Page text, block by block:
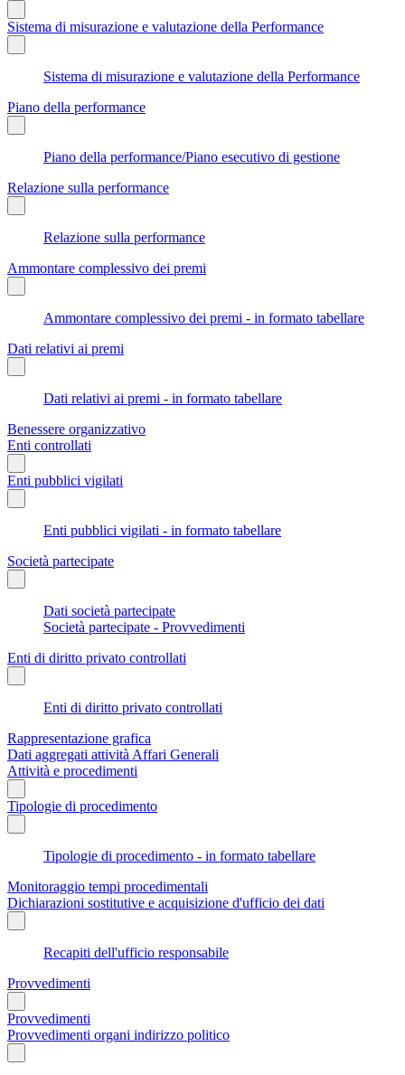
Sistema di misurazione e valutazione della Performance
Sistema di misurazione e valutazione della Performance
Piano della performance
Piano della performance/Piano esecutivo di gestione
Relazione sulla performance
Relazione sulla performance
Ammontare complessivo dei premi
Ammontare complessivo dei premi - in formato tabellare
Dati relativi ai premi
Dati relativi ai premi - in formato tabellare
Benessere organizzativo
Enti controllati
Enti pubblici vigilati
Enti pubblici vigilati - in formato tabellare
Società partecipate
Dati società partecipate
Società partecipate - Provvedimenti
Enti di diritto privato controllati
Enti di diritto privato controllati
Rappresentazione grafica
Dati aggregati attività Affari Generali
Attività e procedimenti
Tipologie di procedimento
Tipologie di procedimento - in formato tabellare
Monitoraggio tempi procedimentali
Dichiarazioni sostitutive e acquisizione d'ufficio dei dati
Recapiti dell'ufficio responsabile
Provvedimenti
Provvedimenti
Provvedimenti organi indirizzo politico